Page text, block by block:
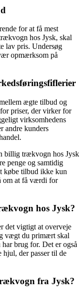
for at få mest
hos Jysk, skal
lav pris. Undersøg
opmærksom på
ægte tilbud og
priser, der virker for
virksomhedens
andre kunders
billig trækvogn hos Jysk
penge og samtidig
købe tilbud ikke kun
om at få værdi for
hos Jysk?
det vigtigt at overveje
vægt du primært skal
brug for. Det er også
der passer til de
fra Jysk?